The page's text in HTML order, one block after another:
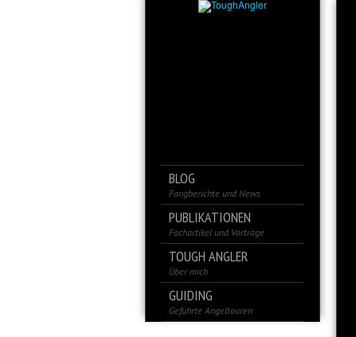
BLOG
Fangberichte und News
PUBLIKATIONEN
Fachartikel und Vorträge
TOUGH ANGLER
Über mich
GUIDING
Geführte Angeltouren